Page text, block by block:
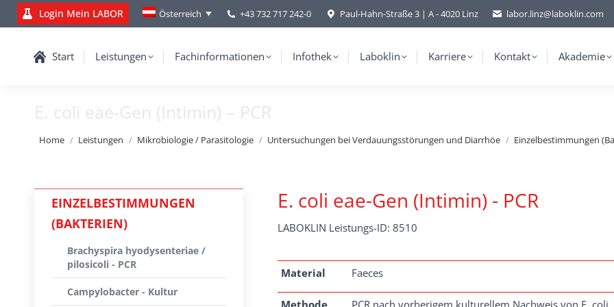
Login Mein LABOR Österreich +43 732 717 242-0 Paul-Hahn-Straße 3 | A - 4020 Linz labor.linz@laboklin.com
Start Leistungen Fachinformationen Infothek Laboklin Karriere Kontakt Akademie
E. coli eae-Gen (Intimin) – PCR
You are here:
Home Leistungen Mikrobiologie / Parasitologie Untersuchungen bei Verdauungsstörungen und Diarrhöe Einzelbestimmungen
E. coli eae-Gen (Intimin) - PCR
LABOKLIN Leistungs-ID: 8510
Material Faeces
Methode PCR nach vorherigem kulturellem Nachweis von E. coli
EINZELBESTIMMUNGEN
(BAKTERIEN)
Brachyspira hyodysenteriae /
pilosicoli - PCR
Campylobacter - Kultur